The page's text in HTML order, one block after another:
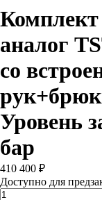
аналог
со
Уровень
бар
410 400 ₽
Доступно для
Количество